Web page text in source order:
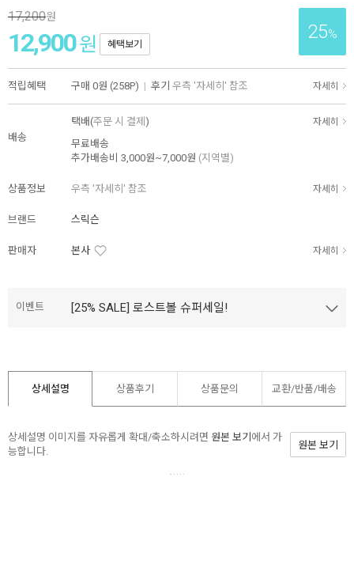
25%
17,200원
12,900원 혜택보기
적립혜택 구매 0원 (258P) | 후기 우측 '자세히' 참조 자세히
배송
택배(주문 시 결제 ) 자세히
무료배송
추가배송비 3,000원~7,000원 (지역별)
상품정보 우측 '자세히' 참조 자세히
브랜드 스릭슨
판매자 본사 자세히
이벤트 [25% SALE] 로스트볼 슈퍼세일!
상세설명 상품후기 상품문의 교환/반품/배송
상세설명 이미지를 자유롭게 확대/축소하시려면 원본 보기 에서 가
능합니다.
원본 보기